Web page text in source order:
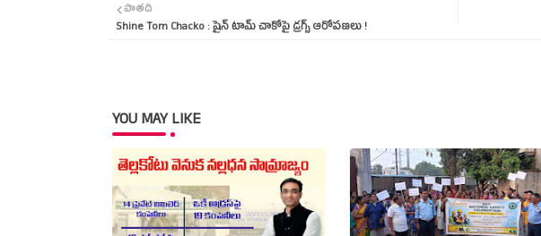
పాతది
Shine Tom Chacko : షైన్‌ టామ్‌ చాకోపై డ్రగ్స్‌ ఆరోపణలు !
YOU MAY LIKE